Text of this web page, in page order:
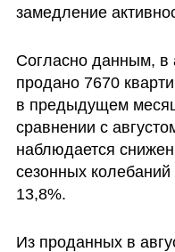
замедление
Согласно данным, в
продано 7670
в предыдущем
сравнении с
наблюдается
сезонных
13,8%.
Из проданных в